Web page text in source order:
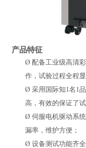
产品特征
Ø 配备工业级高清
作，试验过程全程显
Ø 采用国际知1名1
高，有效的保证了
Ø 伺服电机驱动系
漏率，维护方便；
Ø 设备测试功能齐